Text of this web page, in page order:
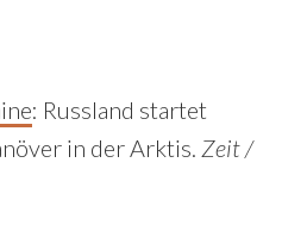
: Russland startet
in der Arktis. Zeit /